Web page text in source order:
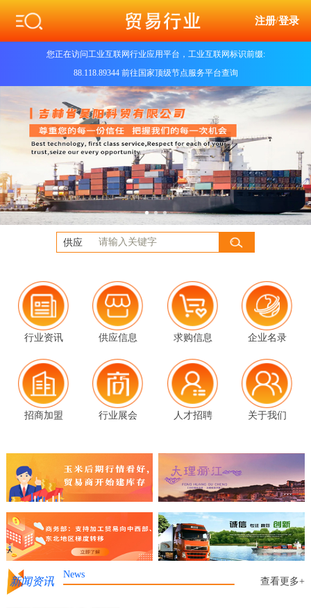
注册/登录
您正在访问工业互联网行业应用平台，工业互联网标识前缀:
88.118.89344 前往国家顶级节点服务平台查询
供应
行业资讯 供应信息 求购信息 企业名录
招商加盟 行业展会 人才招聘 关于我们
新闻资讯
News
查看更多+